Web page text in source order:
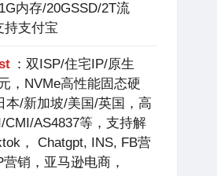
内存/20GSSD/2T流
持支付宝
：双ISP/住宅IP/原生
，NVMe高性能固态硬
本/新加坡/美国/英国，高
CMI/AS4837等，支持解
， Chatgpt, INS, FB营
销，亚马逊电商，